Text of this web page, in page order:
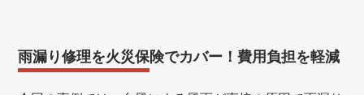
雨漏り修理を火災保険でカバー！費用負担を軽減